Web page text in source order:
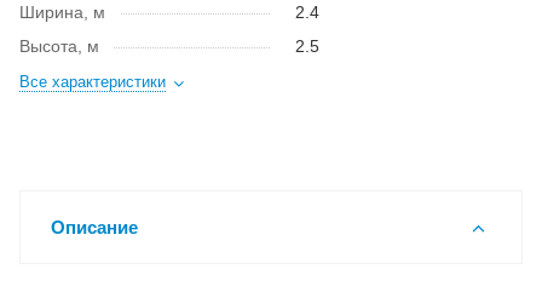
Ширина, м
2.4
Высота, м
2.5
Все характеристики
Описание